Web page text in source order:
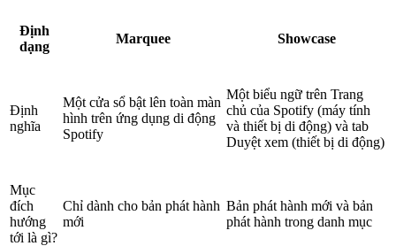
Định
dạng
Marquee Showcase
Định
nghĩa
Một cửa sổ bật lên toàn màn
hình trên ứng dụng di động
Spotify
Một biểu ngữ trên Trang
chủ của Spotify (máy tính
và thiết bị di động) và tab
Duyệt xem (thiết bị di động)
Mục
đích
hướng
tới là gì?
Chỉ dành cho bản phát hành
mới
Bản phát hành mới và bản
phát hành trong danh mục